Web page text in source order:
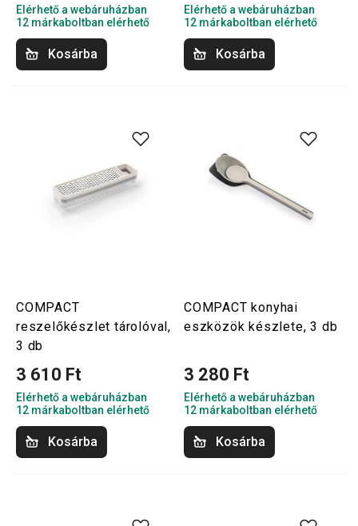
Elérhető a webáruházban
12 márkaboltban elérhető
Kosárba
Elérhető a webáruházban
12 márkaboltban elérhető
Kosárba
COMPACT
reszelőkészlet tárolóval,
3 db
3 610 Ft
Elérhető a webáruházban
12 márkaboltban elérhető
Kosárba
COMPACT konyhai
eszközök készlete, 3 db
3 280 Ft
Elérhető a webáruházban
12 márkaboltban elérhető
Kosárba